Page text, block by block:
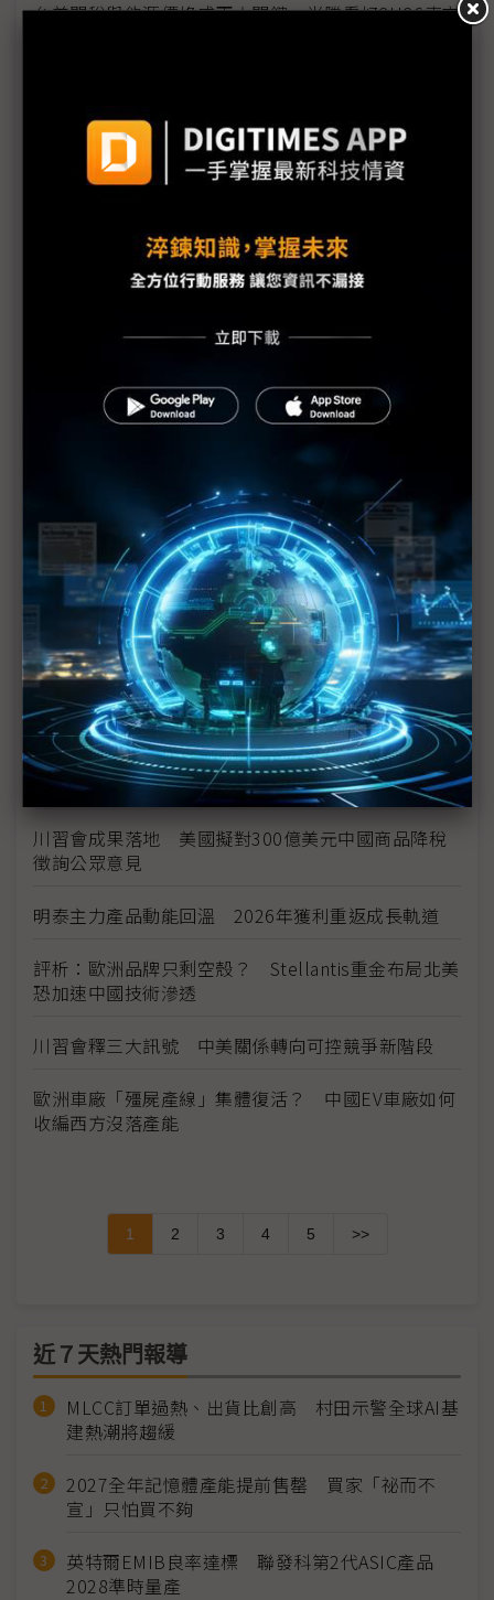
台美關稅與能源價格成兩大關鍵 尚騰看好2H26車市
模組拚2027放量
規避關稅大打平價與豪奢雙戰線 中系電動車4月歐
洲市佔首破15%
裕融嚴陳莉蓮：汽車、出行與用車事業的協同發展
AI應用與綠能發展推動創新
具正面意義
新纖：地緣風險是危機也是轉機 三大布局推進成長
台美投資MOU關稅優惠先落地 汽車零組件15%、航
中資背景也能過關 Volvo獲白宮豁免可繼續在美賣
裕隆國產、外銷同步並進 嚴陳莉蓮：AI賦能強化核
心競爭力與轉型
茂林加速東南亞布局 越南新廠2Q量產、泰國建廠規
畫隨後上
川普關稅再退款206億美元 CBP同步修正兩週前烏
龍數字
川習會成果落地 美國擬對300億美元中國商品降稅
徵詢公眾意見
明泰主力產品動能回溫 2026年獲利重返成長軌道
評析：歐洲品牌只剩空殼？ Stellantis重金布局北美
恐加速中國技術滲透
川習會釋三大訊號 中美關係轉向可控競爭新階段
歐洲車廠「殭屍產線」集體復活？ 中國EV車廠如何
收編西方沒落產能
1 2 3 4 5 >>
近７天熱門報導
MLCC訂單過熱、出貨比創高 村田示警全球AI基
建熱潮將趨緩
2027全年記憶體產能提前售罄 買家「祕而不
宣」只怕買不夠
英特爾EMIB良率達標 聯發科第2代ASIC產品
2028準時量產